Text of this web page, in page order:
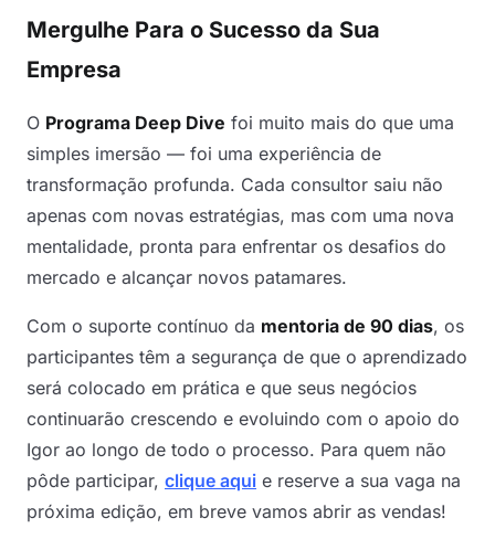
Mergulhe Para o Sucesso da Sua
Empresa
O Programa Deep Dive foi muito mais do que uma
simples imersão — foi uma experiência de
transformação profunda. Cada consultor saiu não
apenas com novas estratégias, mas com uma nova
mentalidade, pronta para enfrentar os desafios do
mercado e alcançar novos patamares.
Com o suporte contínuo da mentoria de 90 dias, os
participantes têm a segurança de que o aprendizado
será colocado em prática e que seus negócios
continuarão crescendo e evoluindo com o apoio do
Igor ao longo de todo o processo. Para quem não
pôde participar, clique aqui e reserve a sua vaga na
próxima edição, em breve vamos abrir as vendas!